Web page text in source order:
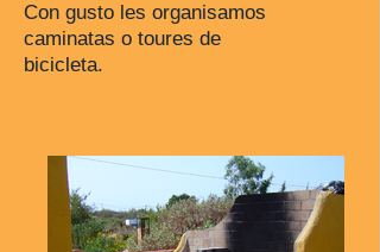
Con gusto les organisamos
caminatas o toures de
bicicleta.